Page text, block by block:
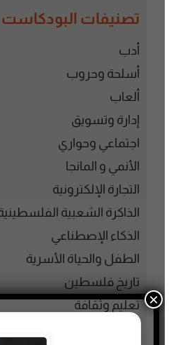
تصنيفات البودكاست
أدب
أسلحة وحروب
ألعاب
إدارة وتسويق
اجتماعي وحواري
الأنمي و المانجا
التجارة الإلكترونية
الذاكرة الشعبية الفلسطينية
الذكاء الإصطناعي
الطفل والحياة الأسرية
تاريخ فلسطين
تعليم وثقافة
×